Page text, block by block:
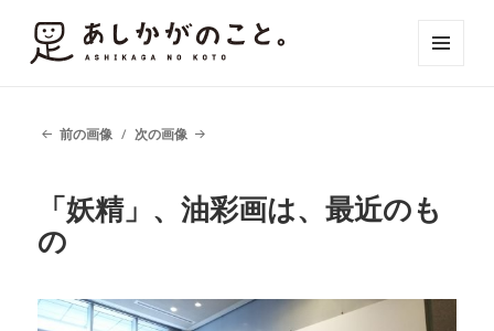
前の画像 次の画像
「妖精」、油彩画は、最近のも
の